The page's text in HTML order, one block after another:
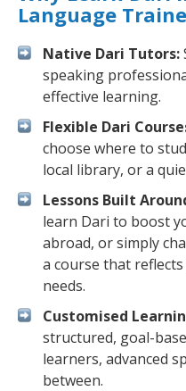
Language
Native Dari Tutors:
speaking
effective learning.
Flexible Dari
choose where to
local library, or a
Lessons Built
learn Dari to boost
abroad, or simply
a course that
needs.
Customised
structured, goal-
learners, advanced
between.